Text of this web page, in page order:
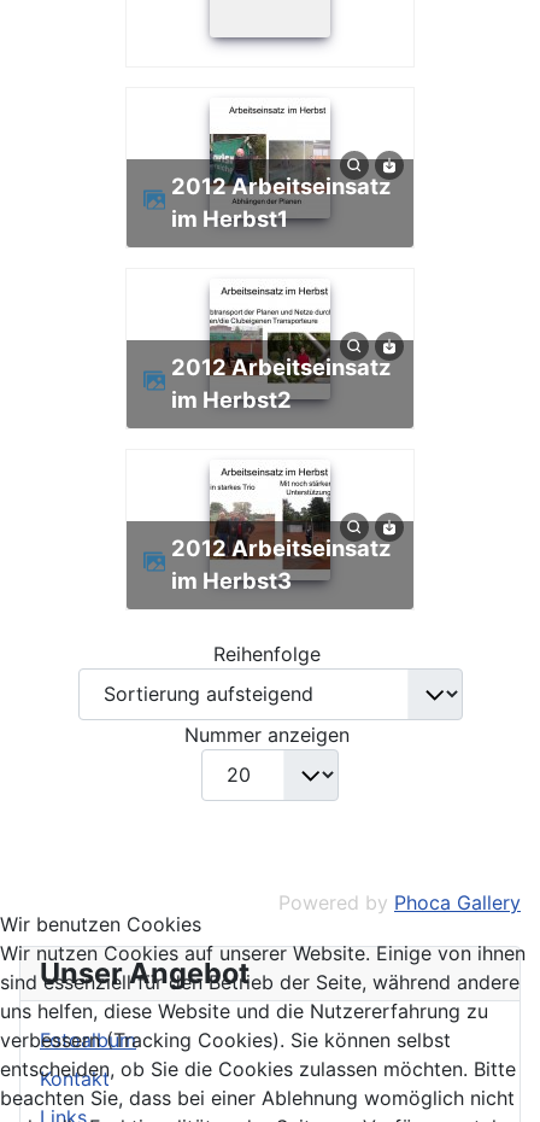
2012 Arbeitseinsatz
im Herbst1
2012 Arbeitseinsatz
im Herbst2
2012 Arbeitseinsatz
im Herbst3
Reihenfolge
Nummer anzeigen
Powered by Phoca Gallery
Unser Angebot
Fotoalbum
Kontakt
Links
Wir benutzen Cookies
Wir nutzen Cookies auf unserer Website. Einige von ihnen
sind essenziell für den Betrieb der Seite, während andere
uns helfen, diese Website und die Nutzererfahrung zu
verbessern (Tracking Cookies). Sie können selbst
entscheiden, ob Sie die Cookies zulassen möchten. Bitte
beachten Sie, dass bei einer Ablehnung womöglich nicht